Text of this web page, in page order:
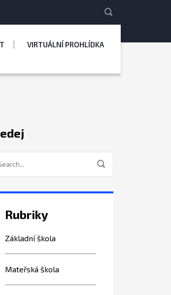
VIRTUÁLNÍ PROHLÍDKA
Rubriky
Základní škola
Mateřská škola